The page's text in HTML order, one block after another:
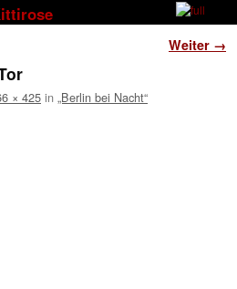
Weiter →
× 425 in „Berlin bei Nacht“